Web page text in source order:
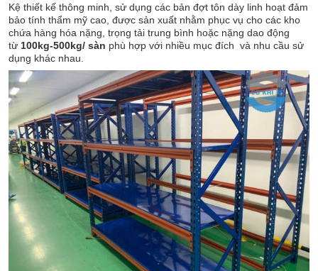
Kệ thiết kế thông minh, sử dụng các bản đợt tôn dày linh hoạt đảm
bảo tính thẩm mỹ cao, được sản xuất nhằm phục vụ cho các kho
chứa hàng hóa nặng, trọng tải trung bình hoặc nặng dao động
từ 100kg-500kg/ sàn phù hợp với nhiều mục đích và nhu cầu sử
dụng khác nhau.